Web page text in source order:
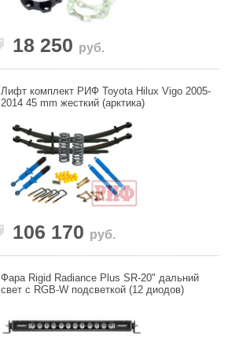
18 250 руб.
Лифт комплект РИФ Toyota Hilux Vigo 2005-
2014 45 mm жесткий (арктика)
106 170 руб.
Фара Rigid Radiance Plus SR-20" дальний
свет с RGB-W подсветкой (12 диодов)